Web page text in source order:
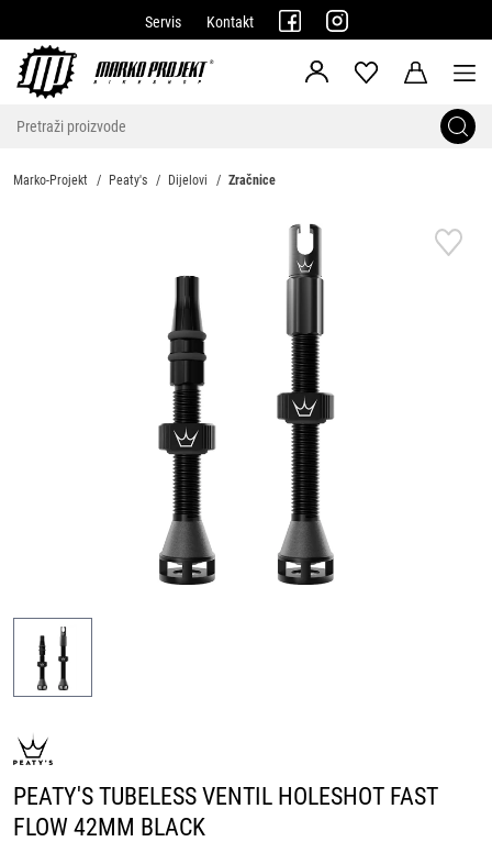
Servis Kontakt
Marko-Projekt Peaty's Dijelovi Zračnice
PEATY'S TUBELESS VENTIL HOLESHOT FAST
FLOW 42MM BLACK